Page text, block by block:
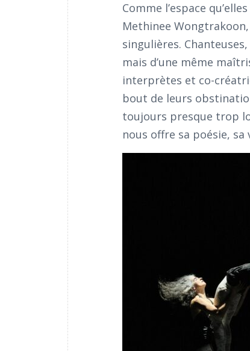
Comme l’espace
Methinee
singulières.
mais d’une même
interprètes et co-
bout de leurs
toujours presque trop
nous offre sa poésie,